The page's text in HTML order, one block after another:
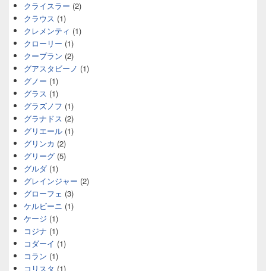
クライスラー (2)
クラウス (1)
クレメンティ (1)
クローリー (1)
クープラン (2)
グアスタビーノ (1)
グノー (1)
グラス (1)
グラズノフ (1)
グラナドス (2)
グリエール (1)
グリンカ (2)
グリーグ (5)
グルダ (1)
グレインジャー (2)
グローフェ (3)
ケルビーニ (1)
ケージ (1)
コジナ (1)
コダーイ (1)
コラン (1)
コリスタ (1)